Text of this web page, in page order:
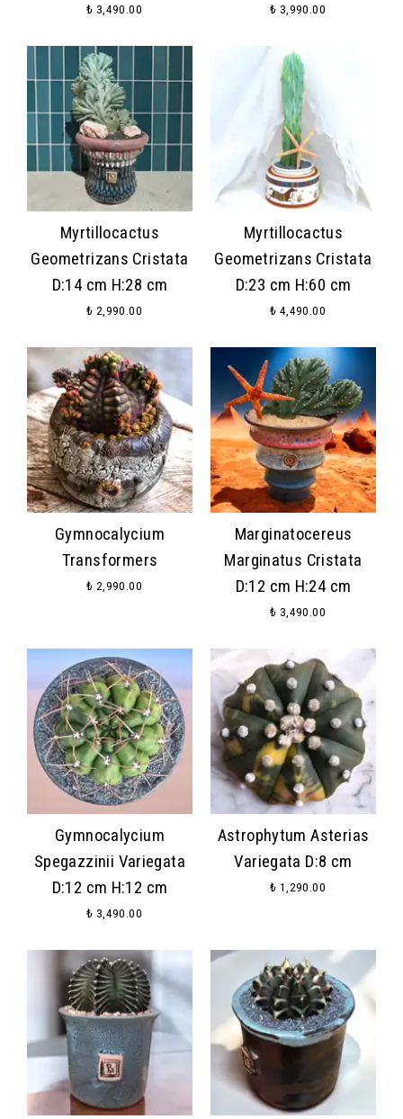
₺ 3,490.00 ₺ 3,990.00
Myrtillocactus
Geometrizans Cristata
D:14 cm H:28 cm
₺ 2,990.00
Myrtillocactus
Geometrizans Cristata
D:23 cm H:60 cm
₺ 4,490.00
Gymnocalycium
Transformers
₺ 2,990.00
Marginatocereus
Marginatus Cristata
D:12 cm H:24 cm
₺ 3,490.00
Gymnocalycium
Spegazzinii Variegata
D:12 cm H:12 cm
₺ 3,490.00
Astrophytum Asterias
Variegata D:8 cm
₺ 1,290.00